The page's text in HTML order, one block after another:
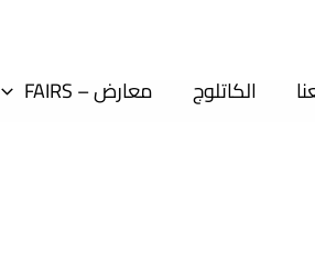
الكاتلوج معارض – FAIRS